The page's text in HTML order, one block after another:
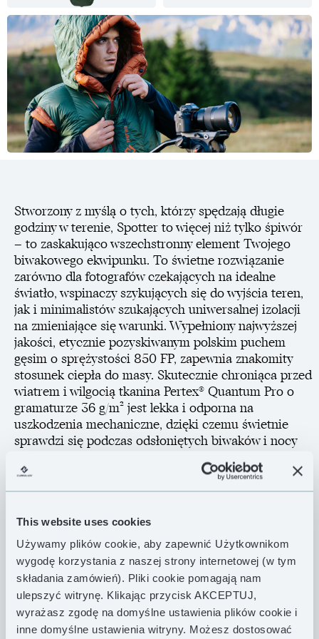
This website uses cookies
Używamy plików cookie, aby zapewnić Użytkownikom
wygodę korzystania z naszej strony internetowej (w tym
składania zamówień). Pliki cookie pomagają nam
ulepszyć witrynę. Klikając przycisk AKCEPTUJ,
wyrażasz zgodę na domyślne ustawienia plików cookie i
inne domyślne ustawienia witryny. Możesz dostosować
Stworzony z myślą o tych, którzy spędzają długie
godziny w terenie, Spotter to więcej niż tylko śpiwór
– to zaskakująco wszechstronny element Twojego
biwakowego ekwipunku. To świetne rozwiązanie
zarówno dla fotografów czekających na idealne
światło, wspinaczy szykujących się do wyjścia teren,
jak i minimalistów szukających uniwersalnej izolacji
na zmieniające się warunki. Wypełniony najwyższej
jakości, etycznie pozyskiwanym polskim puchem
gęsim o sprężystości 850 FP, zapewnia znakomity
stosunek ciepła do masy. Skutecznie chroniąca przed
wiatrem i wilgocią tkanina Pertex® Quantum Pro o
gramaturze 36 g/m² jest lekka i odporna na
uszkodzenia mechaniczne, dzięki czemu świetnie
sprawdzi się podczas odsłoniętych biwaków i nocy
obejmuje komory typu H, które zapewniają
optymalne rozmieszczenie puchu, trójwymiarowy
ogranicza straty ciepła, oraz zaawansowaną
konstrukcję strefy stóp, zapewniającą lepszą izolację
tam, gdzie jej najbardziej potrzebujesz.
Co wyróżnia śpiwór Spotter? Został stworzony do
działania w terenie. Dwa zapinane na zamek otwory
na ręce z izolacją puchową pozwalają swobodnie